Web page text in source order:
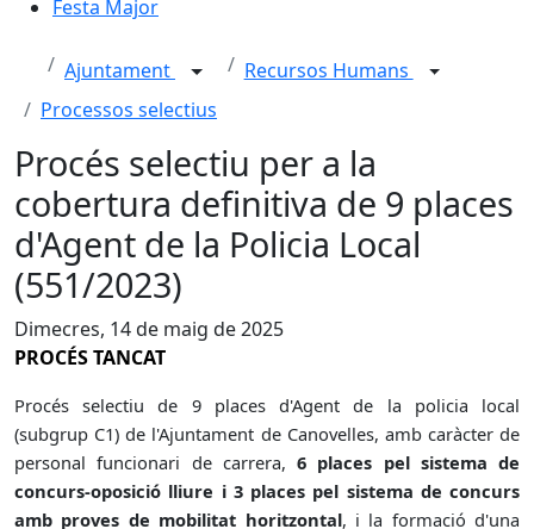
Festa Major
Ajuntament
Recursos Humans
Processos selectius
Procés selectiu per a la
cobertura definitiva de 9 places
d'Agent de la Policia Local
(551/2023)
Dimecres, 14 de maig de 2025
PROCÉS TANCAT
Procés selectiude 9 places d'Agent de la policia local
(subgrup C1) de l'Ajuntament de Canovelles, amb caràcter de
personal funcionari de carrera, 6 places pel sistema de
concurs-oposició lliure i 3 places pel sistema de concurs
amb proves de mobilitat horitzontal, i la formació d'una